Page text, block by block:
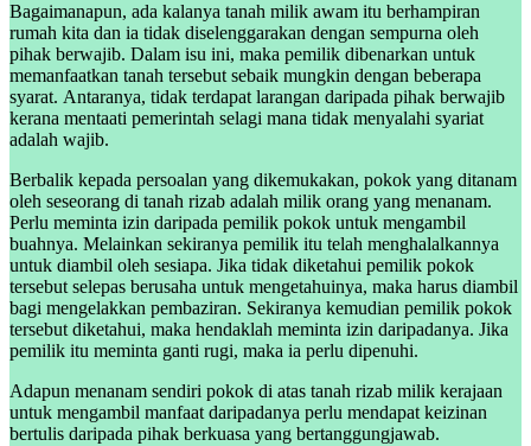
Bagaimanapun, ada kalanya tanah milik awam itu berhampiran
rumah kita dan ia tidak diselenggarakan dengan sempurna oleh
pihak berwajib. Dalam isu ini, maka pemilik dibenarkan untuk
memanfaatkan tanah tersebut sebaik mungkin dengan beberapa
syarat. Antaranya, tidak terdapat larangan daripada pihak berwajib
kerana mentaati pemerintah selagi mana tidak menyalahi syariat
adalah wajib.
Berbalik kepada persoalan yang dikemukakan, pokok yang ditanam
oleh seseorang di tanah rizab adalah milik orang yang menanam.
Perlu meminta izin daripada pemilik pokok untuk mengambil
buahnya. Melainkan sekiranya pemilik itu telah menghalalkannya
untuk diambil oleh sesiapa. Jika tidak diketahui pemilik pokok
tersebut selepas berusaha untuk mengetahuinya, maka harus diambil
bagi mengelakkan pembaziran. Sekiranya kemudian pemilik pokok
tersebut diketahui, maka hendaklah meminta izin daripadanya. Jika
pemilik itu meminta ganti rugi, maka ia perlu dipenuhi.
Adapun menanam sendiri pokok di atas tanah rizab milik kerajaan
untuk mengambil manfaat daripadanya perlu mendapat keizinan
bertulis daripada pihak berkuasa yang bertanggungjawab.